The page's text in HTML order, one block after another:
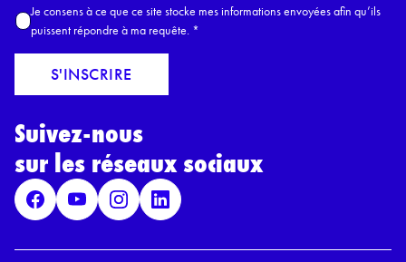
E
a
l
A
c
c
r
R
P
D
*
Je consens à ce que ce site stocke mes informations envoyées afin qu’ils
puissent répondre à ma requête. *
S'INSCRIRE
Suivez-nous
sur les réseaux sociaux